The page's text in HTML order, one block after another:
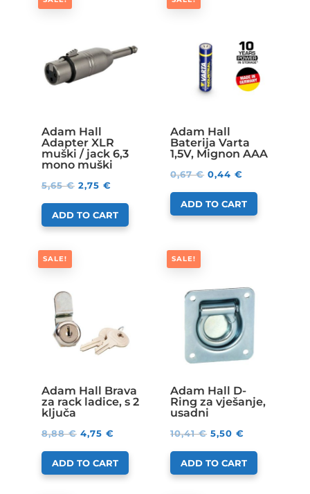
Adam Hall
Adapter XLR
muški / jack 6,3
mono muški
5,65€ 2,75 €
ADD TO CART
Adam Hall
Baterija Varta
1,5V, Mignon AAA
0,67€ 0,44€
ADD TO CART
SALE!
Adam Hall Brava
za rack ladice, s 2
ključa
8,88€ 4,75 €
ADD TO CART
SALE!
Adam Hall D-
Ring za vješanje,
usadni
10,41€ 5,50€
ADD TO CART